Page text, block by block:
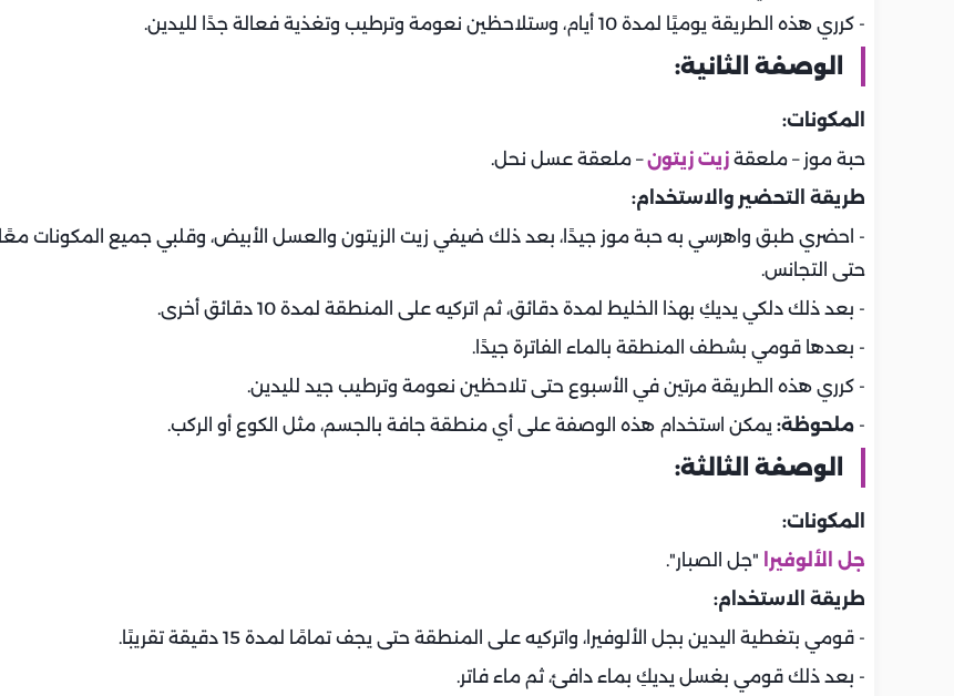
- كرري هذه الطريقة يوميًا لمدة 10 أيام، وستلاحظين نعومة وترطيب وتغذية فعالة جدًا لليدين.
الوصفة الثانية:
المكونات:
حبة موز – ملعقة زيت زيتون– ملعقة عسل نحل.
طريقة التحضير والاستخدام:
- احضري طبق واهرسي به حبة موز جيدًا، بعد ذلك ضيفي زيت الزيتون والعسل الأبيض، وقلبي جميع المكونات معًا
حتى التجانس.
- بعد ذلك دلكي يديكِ بهذا الخليط لمدة دقائق، ثم اتركيه على المنطقة لمدة 10 دقائق أخرى.
- بعدها قومي بشطف المنطقة بالماء الفاترة جيدًا.
- كرري هذه الطريقة مرتين في الأسبوع حتى تلاحظين نعومة وترطيب جيد لليدين.
- ملحوظة: يمكن استخدام هذه الوصفة على أي منطقة جافة بالجسم، مثل الكوع أو الركب.
الوصفة الثالثة:
المكونات:
جل الألوفيرا
"جل الصبار".
طريقة الاستخدام:
- قومي بتغطية اليدين بجل الألوفيرا، واتركيه على المنطقة حتى يجف تمامًا لمدة 15 دقيقة تقريبًا.
- بعد ذلك قومي بغسل يديكِ بماء دافئ، ثم ماء فاتر.